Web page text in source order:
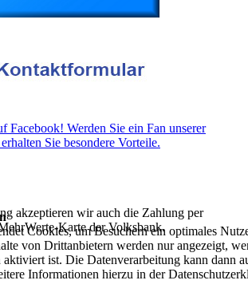
Facebook! Werden Sie ein Fan unserer
Sie besondere Vorteile.
akzeptieren wir auch die Zahlung per
Karte der Volksbank.
Cookies, um Besuchern ein optimales
von Drittanbietern werden nur angezeigt,
aktiviert ist. Die Datenverarbeitung kann dann
Informationen hierzu in der